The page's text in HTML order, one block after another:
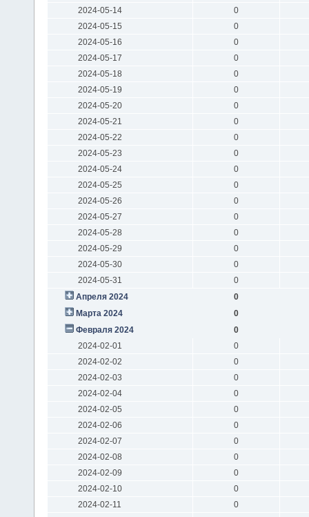
2024-05-14
0
2024-05-15
0
2024-05-16
0
2024-05-17
0
2024-05-18
0
2024-05-19
0
2024-05-20
0
2024-05-21
0
2024-05-22
0
2024-05-23
0
2024-05-24
0
2024-05-25
0
2024-05-26
0
2024-05-27
0
2024-05-28
0
2024-05-29
0
2024-05-30
0
2024-05-31
0
Апреля 2024
0
Марта 2024
0
Февраля 2024
0
2024-02-01
0
2024-02-02
0
2024-02-03
0
2024-02-04
0
2024-02-05
0
2024-02-06
0
2024-02-07
0
2024-02-08
0
2024-02-09
0
2024-02-10
0
2024-02-11
0